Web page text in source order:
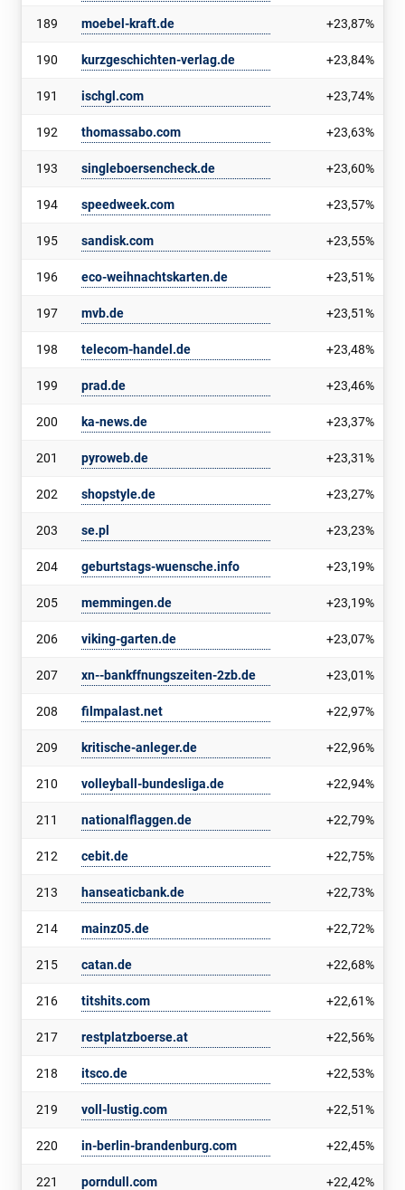
189 moebel-kraft.de +23,87%
190 kurzgeschichten-verlag.de +23,84%
191 ischgl.com +23,74%
192 thomassabo.com +23,63%
193 singleboersencheck.de +23,60%
194 speedweek.com +23,57%
195 sandisk.com +23,55%
196 eco-weihnachtskarten.de +23,51%
197 mvb.de +23,51%
198 telecom-handel.de +23,48%
199 prad.de +23,46%
200 ka-news.de +23,37%
201 pyroweb.de +23,31%
202 shopstyle.de +23,27%
203 se.pl +23,23%
204 geburtstags-wuensche.info +23,19%
205 memmingen.de +23,19%
206 viking-garten.de +23,07%
207 xn--bankffnungszeiten-2zb.de +23,01%
208 filmpalast.net +22,97%
209 kritische-anleger.de +22,96%
210 volleyball-bundesliga.de +22,94%
211 nationalflaggen.de +22,79%
212 cebit.de +22,75%
213 hanseaticbank.de +22,73%
214 mainz05.de +22,72%
215 catan.de +22,68%
216 titshits.com +22,61%
217 restplatzboerse.at +22,56%
218 itsco.de +22,53%
219 voll-lustig.com +22,51%
220 in-berlin-brandenburg.com +22,45%
221 porndull.com +22,42%